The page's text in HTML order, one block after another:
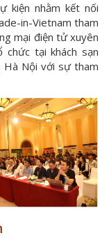
kiện nhằm kết nối
in-Vietnam tham
mại điện tử xuyên
chức tại khách sạn
Hà Nội với sự tham